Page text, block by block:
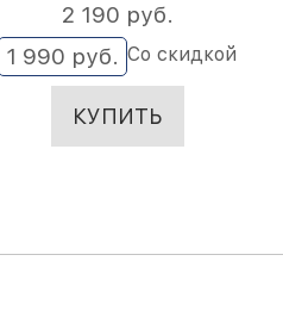
1 990 руб. Со скидкой
2 190 руб.
КУПИТЬ